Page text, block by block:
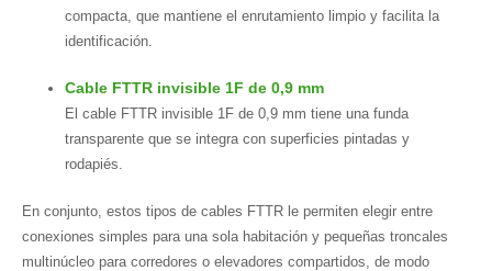
compacta, que mantiene el enrutamiento limpio y facilita la
identificación.
Cable FTTR invisible 1F de 0,9 mm
El cable FTTR invisible 1F de 0,9 mm tiene una funda
transparente que se integra con superficies pintadas y
rodapiés.
En conjunto, estos tipos de cables FTTR le permiten elegir entre
conexiones simples para una sola habitación y pequeñas troncales
multinúcleo para corredores o elevadores compartidos, de modo